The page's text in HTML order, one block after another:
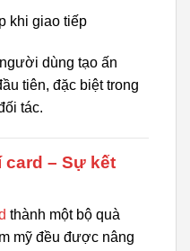
khi giao tiếp
dùng tạo ấn
tiên, đặc biệt trong
tác.
card – Sự kết
thành một bộ quà
mỹ đều được nâng